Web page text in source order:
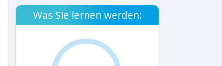
Was Sie lernen werden: